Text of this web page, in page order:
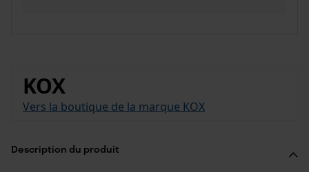
KOX
Vers la boutique de la marque KOX
Description du produit